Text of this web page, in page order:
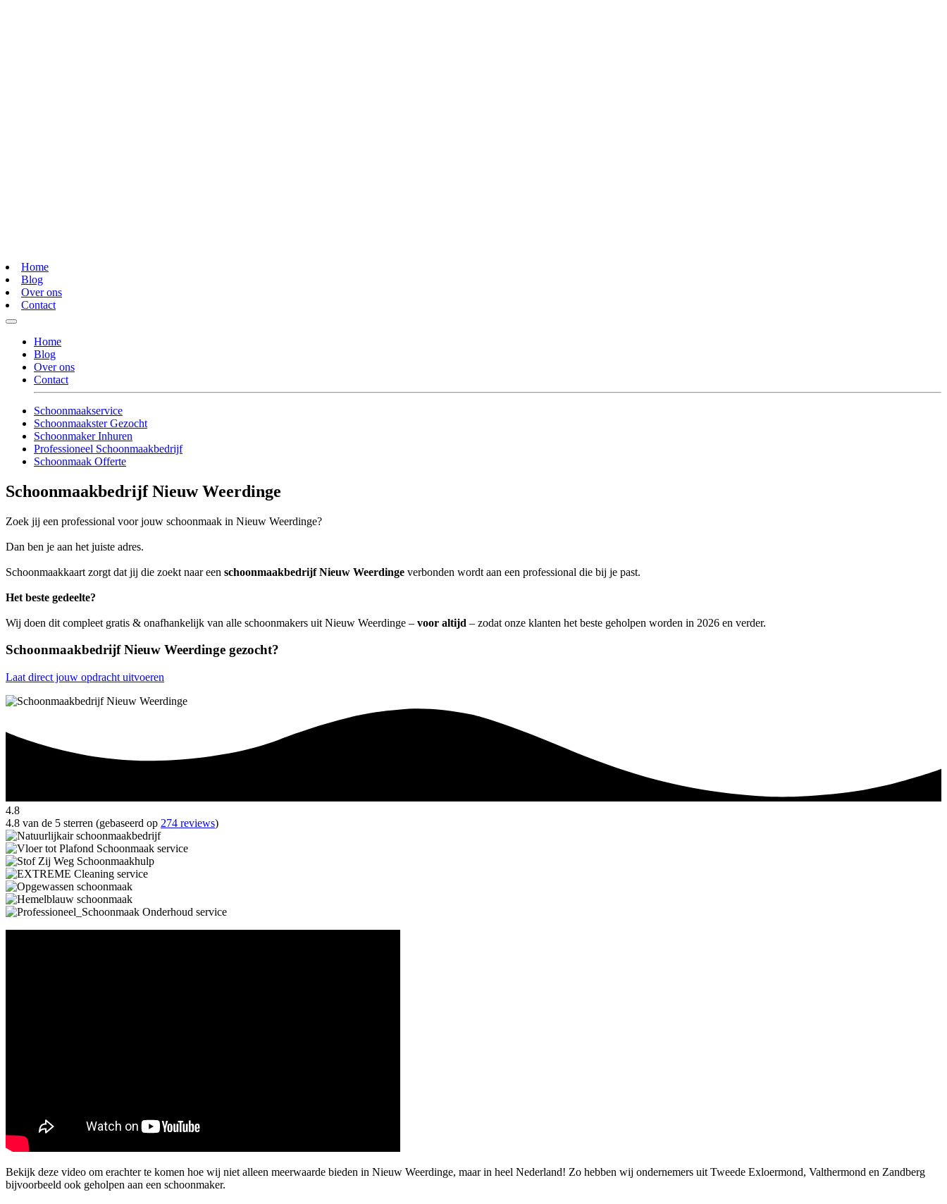
Home
Blog
Over ons
Contact
Home
Blog
Over ons
Contact
Schoonmaakservice
Schoonmaakster Gezocht
Schoonmaker Inhuren
Professioneel Schoonmaakbedrijf
Schoonmaak Offerte
Schoonmaakbedrijf Nieuw Weerdinge
Zoek jij een professional voor jouw schoonmaak in Nieuw Weerdinge?
Dan ben je aan het juiste adres.
Schoonmaakkaart zorgt dat jij die zoekt naar een schoonmaakbedrijf Nieuw Weerdinge verbonden wordt aan een professional die bij je past.
Het beste gedeelte?
Wij doen dit compleet gratis & onafhankelijk van alle schoonmakers uit Nieuw Weerdinge – voor altijd – zodat onze klanten het beste geholpen worden in 2026 en verder.
Schoonmaakbedrijf Nieuw Weerdinge gezocht?
Laat direct jouw opdracht uitvoeren
4.8
4.8 van de 5 sterren (gebaseerd op 274 reviews)
Bekijk deze video om erachter te komen hoe wij niet alleen meerwaarde bieden in Nieuw Weerdinge, maar in heel Nederland! Zo hebben wij ondernemers uit Tweede Exloermond, Valthermond en Zandberg
bijvoorbeeld ook geholpen aan een schoonmaker.